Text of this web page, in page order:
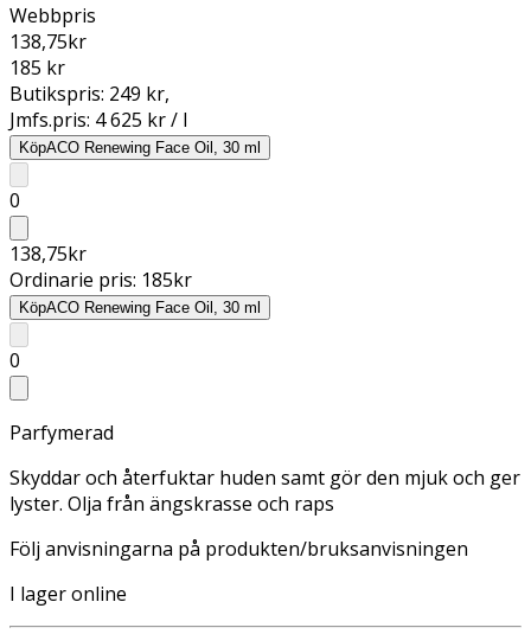
Webbpris
138,75kr
185 kr
Butikspris: 249 kr,
Jmfs.pris: 4 625 kr / l
KöpACO Renewing Face Oil, 30 ml
0
138,75kr
Ordinarie pris: 185kr
KöpACO Renewing Face Oil, 30 ml
0
Parfymerad
Skyddar och återfuktar huden samt gör den mjuk och ger
lyster. Olja från ängskrasse och raps
Följ anvisningarna på produkten/bruksanvisningen
I lager online